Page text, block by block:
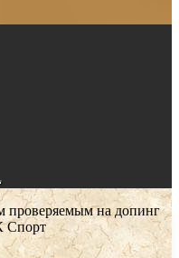
проверяемым на допинг
Спорт